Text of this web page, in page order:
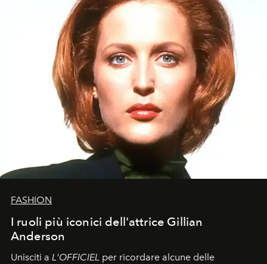
FASHION
I ruoli più iconici dell'attrice Gillian
Anderson
Unisciti a L'OFFICIEL per ricordare alcune delle